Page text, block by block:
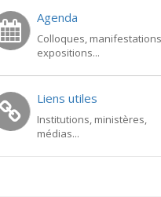
Agenda
Colloques,
expositions...
Liens utiles
Institutions, ministères,
médias...